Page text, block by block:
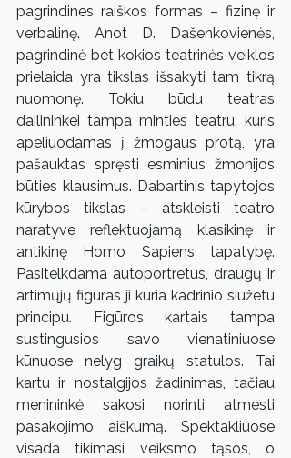
pagrindines raiškos formas – fizinę ir
verbalinę. Anot D. Dašenkovienės,
pagrindinė bet kokios teatrinės veiklos
prielaida yra tikslas išsakyti tam tikrą
nuomonę. Tokiu būdu teatras
dailininkei tampa minties teatru, kuris
apeliuodamas į žmogaus protą, yra
pašauktas spręsti esminius žmonijos
būties klausimus. Dabartinis tapytojos
kūrybos tikslas – atskleisti teatro
naratyve reflektuojamą klasikinę ir
antikinę Homo Sapiens tapatybę.
Pasitelkdama autoportretus, draugų ir
artimųjų figūras ji kuria kadrinio siužetu
principu. Figūros kartais tampa
sustingusios savo vienatiniuose
kūnuose nelyg graikų statulos. Tai
kartu ir nostalgijos žadinimas, tačiau
menininkė sakosi norinti atmesti
pasakojimo aiškumą. Spektakliuose
visada tikimasi veiksmo tąsos, o